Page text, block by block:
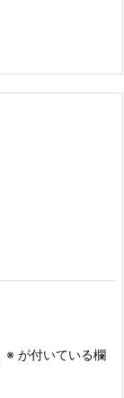
※ が付いている欄